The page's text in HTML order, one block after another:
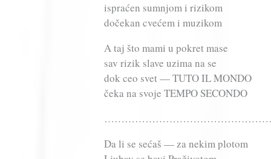
ispraćen sumnjom i rizikom
dočekan cvećem i muzikom
A taj što mami u pokret mase
sav rizik slave uzima na se
dok ceo svet — TUTO IL MONDO
čeka na svoje TEMPO SECONDO
Da li se sećaš — za nekim plotom